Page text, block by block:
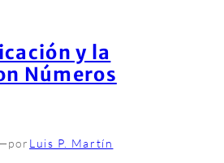
y la
Números
—por Luis P. Martín